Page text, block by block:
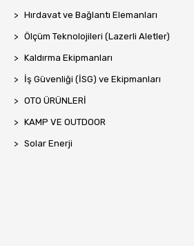
Hırdavat ve Bağlantı Elemanları
Ölçüm Teknolojileri (Lazerli Aletler)
Kaldırma Ekipmanları
İş Güvenliği (İSG) ve Ekipmanları
OTO ÜRÜNLERİ
KAMP VE OUTDOOR
Solar Enerji